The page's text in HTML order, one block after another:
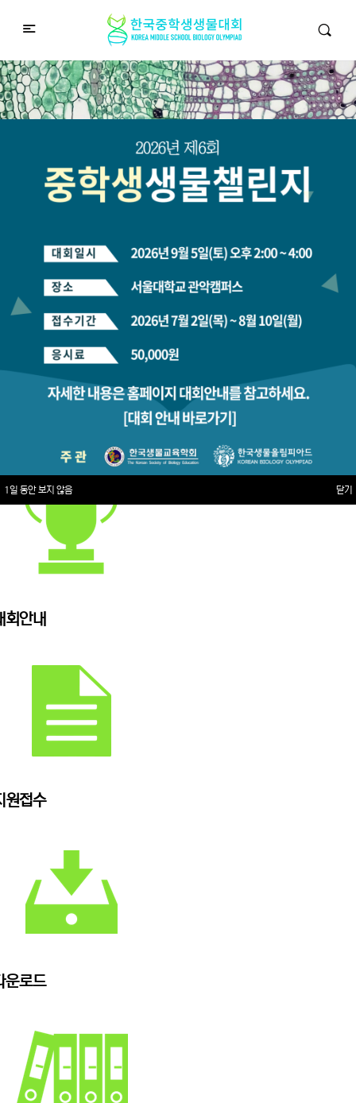
중학생생물챌린지
Middle School Korea Biology Olympiad
2026 대회 접수 안내
회안내
원접수
운로드
1일 동안 보지 않음 닫기